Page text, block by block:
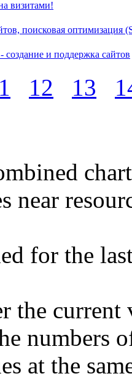
визитами!
поисковая оптимизация
и поддержка сайтов
12 13
near
for the
the
numbers
at the